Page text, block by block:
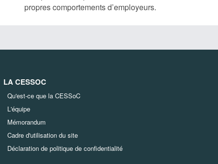
propres comportements d’employeurs.
LA CESSOC
Qu'est-ce que la CESSoC
L'équipe
Mémorandum
Cadre d'utilisation du site
Déclaration de politique de confidentialité